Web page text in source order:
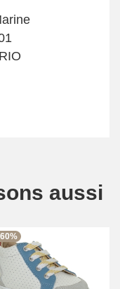
aussi